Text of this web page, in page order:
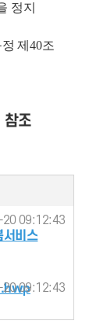
정지
제40조
참조
서비스
20 09:12:43
.hwp
20 09:12:43